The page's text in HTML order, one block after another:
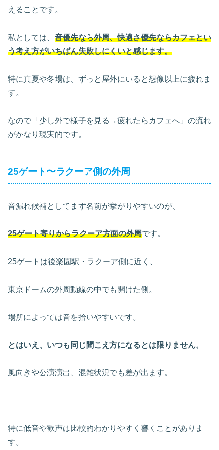
えることです。
私としては、 音優先なら外周、快適さ優先ならカフェとい
う考え方がいちばん失敗しにくいと感じます。
特に真夏や冬場は、ずっと屋外にいると想像以上に疲れま
す。
なので「少し外で様子を見る→疲れたらカフェへ」の流れ
がかなり現実的です。
25ゲート〜ラクーア側の外周
音漏れ候補としてまず名前が挙がりやすいのが、
25ゲート寄りからラクーア方面の外周です。
25ゲートは後楽園駅・ラクーア側に近く、
東京ドームの外周動線の中でも開けた側。
場所によっては音を拾いやすいです。
とはいえ、いつも同じ聞こえ方になるとは限りません。
風向きや公演演出、混雑状況でも差が出ます。
特に低音や歓声は比較的わかりやすく響くことがありま
す。